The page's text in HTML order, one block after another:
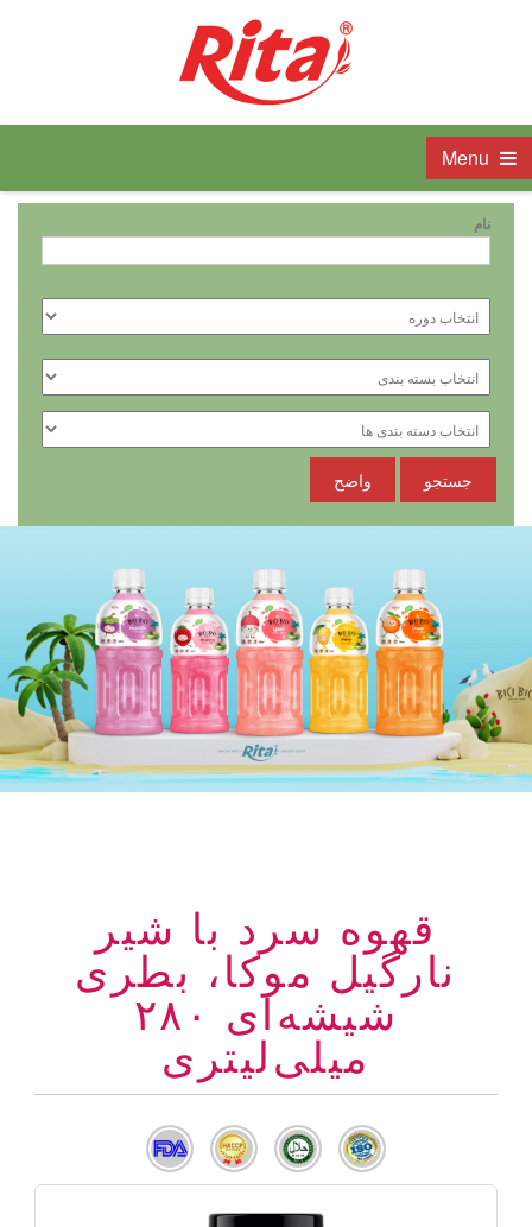
نام
جستجو واضح
قهوه سرد با شیر
نارگیل موکا، بطری
شیشه‌ای ۲۸۰
میلی‌لیتری